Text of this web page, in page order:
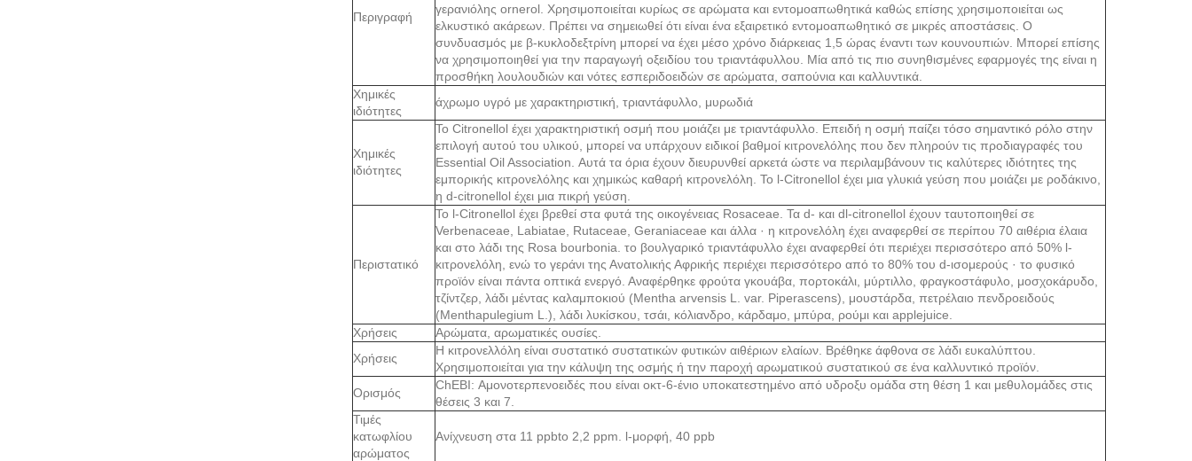
Περιγραφή
γερανιόλης ornerol. Χρησιμοποιείται κυρίως σε αρώματα και εντομοαπωθητικά καθώς επίσης χρησιμοποιείται ως
ελκυστικό ακάρεων. Πρέπει να σημειωθεί ότι είναι ένα εξαιρετικό εντομοαπωθητικό σε μικρές αποστάσεις. Ο
συνδυασμός με β-κυκλοδεξτρίνη μπορεί να έχει μέσο χρόνο διάρκειας 1,5 ώρας έναντι των κουνουπιών. Μπορεί επίσης
να χρησιμοποιηθεί για την παραγωγή οξειδίου του τριαντάφυλλου. Μία από τις πιο συνηθισμένες εφαρμογές της είναι η
προσθήκη λουλουδιών και νότες εσπεριδοειδών σε αρώματα, σαπούνια και καλλυντικά.
Χημικές
ιδιότητες
άχρωμο υγρό με χαρακτηριστική, τριαντάφυλλο, μυρωδιά
Χημικές
ιδιότητες
Το Citronellol έχει χαρακτηριστική οσμή που μοιάζει με τριαντάφυλλο. Επειδή η οσμή παίζει τόσο σημαντικό ρόλο στην
επιλογή αυτού του υλικού, μπορεί να υπάρχουν ειδικοί βαθμοί κιτρονελόλης που δεν πληρούν τις προδιαγραφές του
Essential Oil Association. Αυτά τα όρια έχουν διευρυνθεί αρκετά ώστε να περιλαμβάνουν τις καλύτερες ιδιότητες της
εμπορικής κιτρονελόλης και χημικώς καθαρή κιτρονελόλη. Το l-Citronellol έχει μια γλυκιά γεύση που μοιάζει με ροδάκινο,
η d-citronellol έχει μια πικρή γεύση.
Περιστατικό
Το l-Citronellol έχει βρεθεί στα φυτά της οικογένειας Rosaceae. Τα d- και dl-citronellol έχουν ταυτοποιηθεί σε
Verbenaceae, Labiatae, Rutaceae, Geraniaceae και άλλα · η κιτρονελόλη έχει αναφερθεί σε περίπου 70 αιθέρια έλαια
και στο λάδι της Rosa bourbonia. το βουλγαρικό τριαντάφυλλο έχει αναφερθεί ότι περιέχει περισσότερο από 50% l-
κιτρονελόλη, ενώ το γεράνι της Ανατολικής Αφρικής περιέχει περισσότερο από το 80% του d-ισομερούς · το φυσικό
προϊόν είναι πάντα οπτικά ενεργό. Αναφέρθηκε φρούτα γκουάβα, πορτοκάλι, μύρτιλλο, φραγκοστάφυλο, μοσχοκάρυδο,
τζίντζερ, λάδι μέντας καλαμποκιού (Mentha arvensis L. var. Piperascens), μουστάρδα, πετρέλαιο πενδροειδούς
(Menthapulegium L.), λάδι λυκίσκου, τσάι, κόλιανδρο, κάρδαμο, μπύρα, ρούμι και applejuice.
Χρήσεις
Αρώματα, αρωματικές ουσίες.
Χρήσεις
Η κιτρονελλόλη είναι συστατικό συστατικών φυτικών αιθέριων ελαίων. Βρέθηκε άφθονα σε λάδι ευκαλύπτου.
Χρησιμοποιείται για την κάλυψη της οσμής ή την παροχή αρωματικού συστατικού σε ένα καλλυντικό προϊόν.
Ορισμός
ChEBI: Αμονοτερπενοειδές που είναι οκτ-6-ένιο υποκατεστημένο από υδροξυ ομάδα στη θέση 1 και μεθυλομάδες στις
θέσεις 3 και 7.
Τιμές
κατωφλίου
αρώματος
Ανίχνευση στα 11 ppbto 2,2 ppm. l-μορφή, 40 ppb